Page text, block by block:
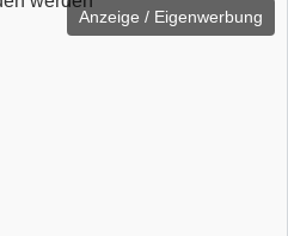
Anzeige / Eigenwerbung